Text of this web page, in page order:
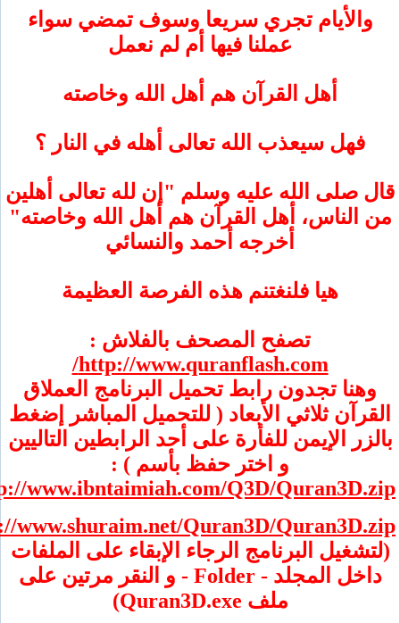
تجري سريعا وسوف تمضي سواء
عملنا فيها أم لم نعمل
أهل القرآن هم أهل الله وخاصته
سيعذب الله تعالى أهله في النار ؟
الله عليه وسلم "إن لله تعالى أهلين
أهل القرآن هم أهل الله وخاصته"
أخرجه أحمد والنسائي
هيا فلنغتنم هذه الفرصة العظيمة
تصفح المصحف بالفلاش :
http://www.quranflash.com/
تجدون رابط تحميل البرنامج العملاق
ثلاثي الأبعاد ( للتحميل المباشر إضغط
الإيمن للفأرة على أحد الرابطين التاليين
و اختر حفظ بأسم ) :
http://www.ibntaimiah.com/Q3D/
http://www.shuraim.net/Quran3D/
البرنامج الرجاء الإبقاء على الملفات
داخل المجلد - Folder - و النقر مرتين على
ملف Quran3D.exe)